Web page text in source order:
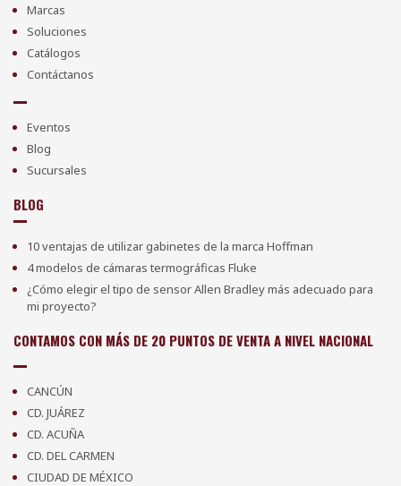
Marcas
Soluciones
Catálogos
Contáctanos
Eventos
Blog
Sucursales
BLOG
10 ventajas de utilizar gabinetes de la marca Hoffman
4 modelos de cámaras termográficas Fluke
¿Cómo elegir el tipo de sensor Allen Bradley más adecuado para
mi proyecto?
CONTAMOS CON MÁS DE 20 PUNTOS DE VENTA A NIVEL NACIONAL
CANCÚN
CD. JUÁREZ
CD. ACUÑA
CD. DEL CARMEN
CIUDAD DE MÉXICO